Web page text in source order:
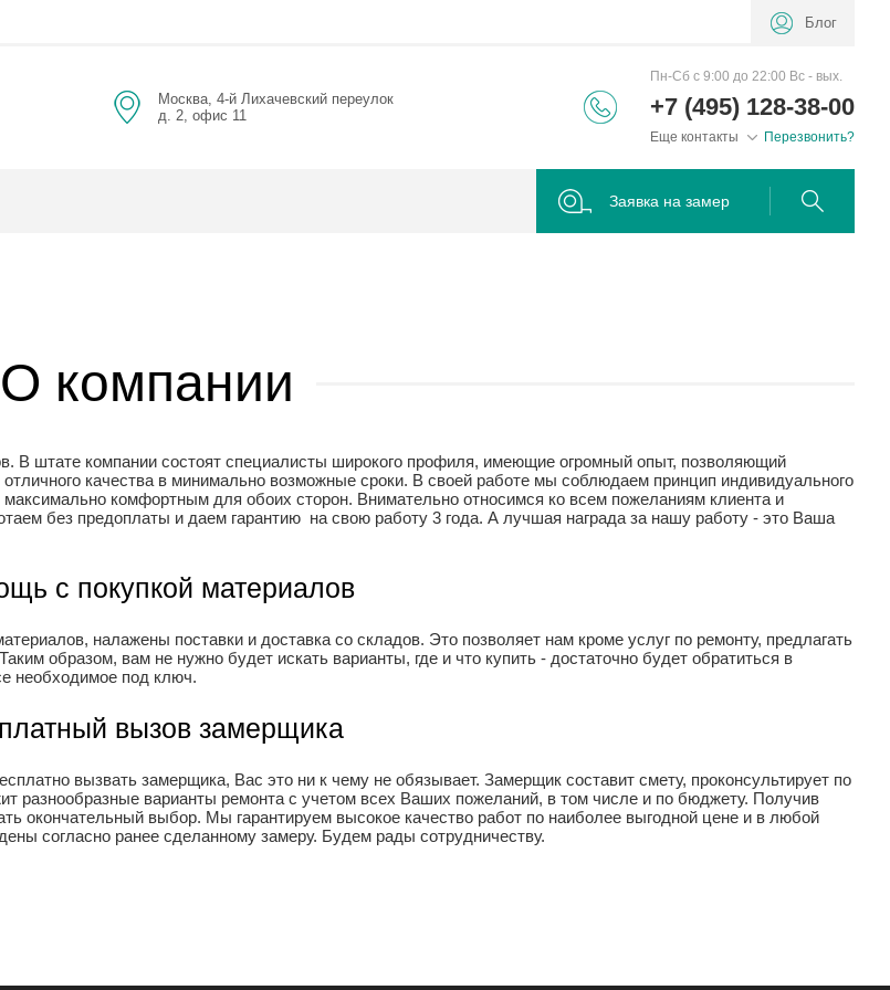
Блог
Москва, 4-й Лихачевский переулок
д. 2, офис 11
Пн-Сб с 9:00 до 22:00 Вс - вых.
+7 (495) 128-38-00
Перезвонить?
Еще контакты
Заявка на замер
О компании
В штате компании состоят специалисты широкого профиля, имеющие огромный опыт, позволяющий
качества в минимально возможные сроки. В своей работе мы соблюдаем принцип индивидуального
комфортным для обоих сторон. Внимательно относимся ко всем пожеланиям клиента и
без предоплаты и даем гарантию на свою работу 3 года. А лучшая награда за нашу работу - это Ваша
с покупкой материалов
налажены поставки и доставка со складов. Это позволяет нам кроме услуг по ремонту, предлагать
образом, вам не нужно будет искать варианты, где и что купить - достаточно будет обратиться в
необходимое под ключ.
вызов замерщика
вызвать замерщика, Вас это ни к чему не обязывает. Замерщик составит смету, проконсультирует по
разнообразные варианты ремонта с учетом всех Ваших пожеланий, в том числе и по бюджету. Получив
окончательный выбор. Мы гарантируем высокое качество работ по наиболее выгодной цене и в любой
согласно ранее сделанному замеру. Будем рады сотрудничеству.